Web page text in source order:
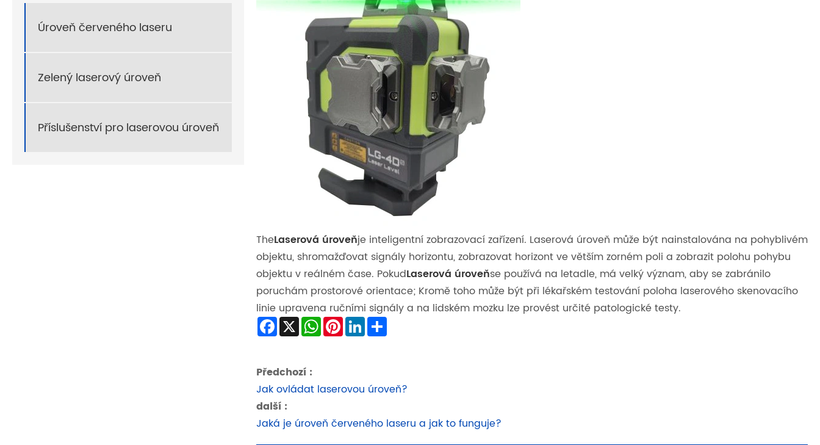
Úroveň červeného laseru
Zelený laserový úroveň
Příslušenství pro laserovou úroveň
TheLaserová úroveňje inteligentní zobrazovací zařízení. Laserová úroveň může být nainstalována na pohyblivém
objektu, shromažďovat signály horizontu, zobrazovat horizont ve větším zorném poli a zobrazit polohu pohybu
objektu v reálném čase. PokudLaserová úroveňse používá na letadle, má velký význam, aby se zabránilo
poruchám prostorové orientace; Kromě toho může být při lékařském testování poloha laserového skenovacího
linie upravena ručními signály a na lidském mozku lze provést určité patologické testy.
Facebook
X WhatsApp
Pinterest
LinkedIn
Předchozí :
Jak ovládat laserovou úroveň?
další :
Jaká je úroveň červeného laseru a jak to funguje?